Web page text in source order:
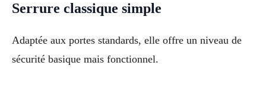
Serrure classique simple
Adaptée aux portes standards, elle offre un niveau de
sécurité basique mais fonctionnel.